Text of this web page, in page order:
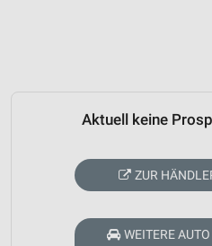
Aktuell keine
ZUR
WEITERE